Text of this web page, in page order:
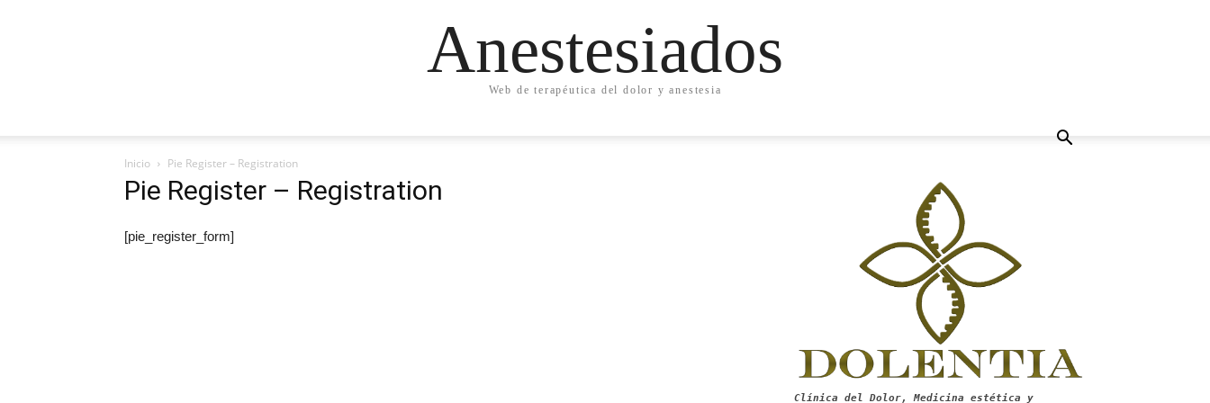
Anestesiados
Web de terapéutica del dolor y anestesia
Inicio Pie Register – Registration
Pie Register – Registration
[pie_register_form]
Clínica del Dolor, Medicina estética y